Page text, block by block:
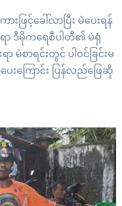
းဖြင့်ခေါ်လာပြီး မဲပေးရန်
ာ ဒီမိုကရေစီပါတီ၏ မဲရုံ
စာရင်းတွင် ပါဝင်ခြင်းမ
းကြောင်း ပြန်လည်ဖြေဆို